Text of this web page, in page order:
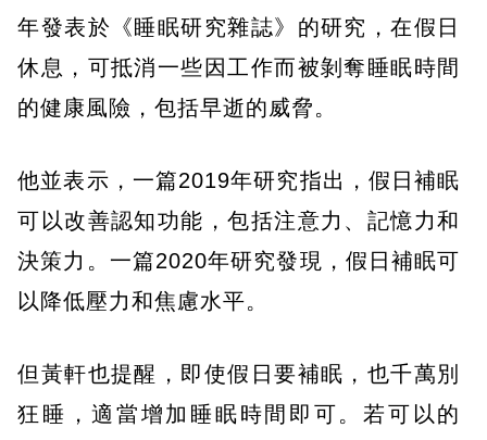
年發表於《睡眠研究雜誌》的研究，在假日
休息，可抵消一些因工作而被剝奪睡眠時間
的健康風險，包括早逝的威脅。
他並表示，一篇2019年研究指出，假日補眠
可以改善認知功能，包括注意力、記憶力和
決策力。一篇2020年研究發現，假日補眠可
以降低壓力和焦慮水平。
但黃軒也提醒，即使假日要補眠，也千萬別
狂睡，適當增加睡眠時間即可。若可以的